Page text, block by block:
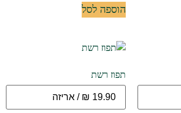
הוספה לסל
תפוז רשת